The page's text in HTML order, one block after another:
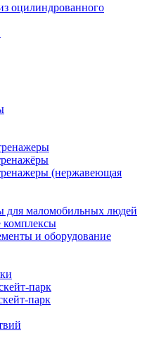
оцилиндрованного
(нержавеющая
для маломобильных людей
комплексы
и оборудование
парк
парк